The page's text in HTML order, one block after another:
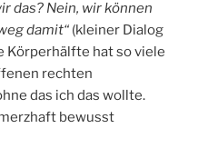
das? Nein, wir können
damit“ (kleiner Dialog
Körperhälfte hat so viele
rechten
das ich das wollte.
bewusst